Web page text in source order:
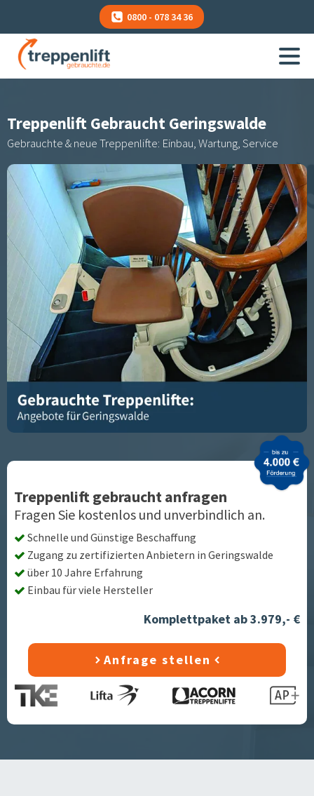
0800 - 078 34 36
Treppenlift Gebraucht Geringswalde
Gebrauchte & neue Treppenlifte: Einbau, Wartung, Service
Treppenlift gebraucht anfragen
Fragen Sie kostenlos und unverbindlich an.
Schnelle und Günstige Beschaffung
Zugang zu zertifizierten Anbietern in Geringswalde
über 10 Jahre Erfahrung
Einbau für viele Hersteller
Komplettpaket ab 3.979,- €
Anfrage stellen